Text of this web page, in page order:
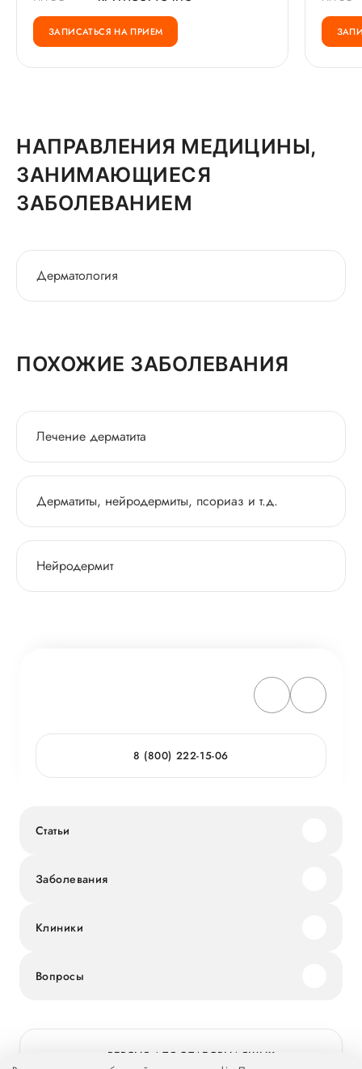
ЗАПИСАТЬСЯ НА ПРИЕМ
НАПРАВЛЕНИЯ МЕДИЦИНЫ,
ЗАНИМАЮЩИЕСЯ
ЗАБОЛЕВАНИЕМ
Дерматология
ПОХОЖИЕ ЗАБОЛЕВАНИЯ
Лечение дерматита
Дерматиты, нейродермиты, псориаз и т.д.
Нейродермит
8 (800) 222-15-06
Статьи
Заболевания
Клиники
Вопросы
ВЕРСИЯ ДЛЯ СЛАБОВИДЯЩИХ